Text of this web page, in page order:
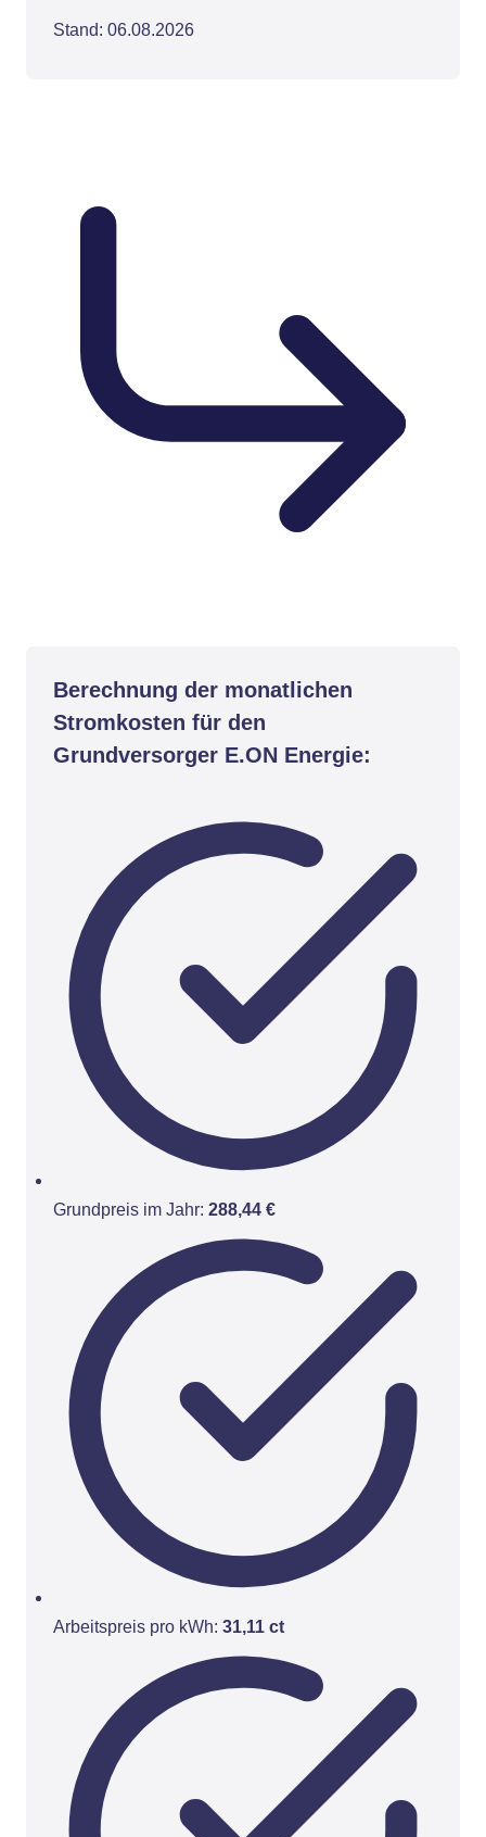
Stand: 06.08.2026
Berechnung der monatlichen
Stromkosten für den
Grundversorger E.ON Energie:
Grundpreis im Jahr: 288,44 €
Arbeitspreis pro kWh: 31,11 ct